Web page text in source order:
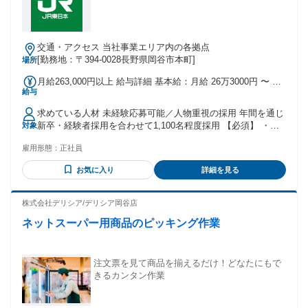
場所
交通・アクセス 当社事業エリア内の各拠点
[勤務地：〒394-0028長野県岡谷市本町]
給与
月給263,000円以上 給与詳細 基本給：月給 26万3000円 〜 固
皆勤・家族手当金額：なし 全員に一律で支払われるその他手
当金額：なし 【昇給】 年1回 【賞与】 年2回（2025年度実績
5.9ケ月） 【諸手当】 ・業務手当 ・超過勤務手当 ・住宅等手
当 ・通勤手当 など
対象
求めている人材 未経験応募可能／人物重視の採用 年間を通じ
新卒・経験者採用を合わせて1,100名程度採用 【必須】 ・応
・地域に根ざした仕事への興味 ・状況に応じた臨機応変な受
け答えや、親身になって対応できる力 ・責任感をもって業務
に取り組める力
雇用形態： 正社員
お気に入り 詳細を見る
株式会社デリシア/デリシア岡谷店
ネットスーパー用商品のピッキング作業
注文票を見て商品を揃えるだけ！どなたにもで
きるカンタン作業